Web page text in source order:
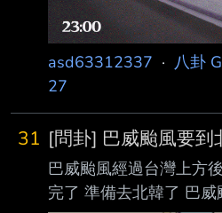
asd63312337 · 八卦
27
31 [問卦] 巴威颱風要到
巴威颱風經過台灣上方
完了 準備去北韓了 巴威